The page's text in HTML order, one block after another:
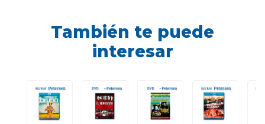
También te puede
interesar